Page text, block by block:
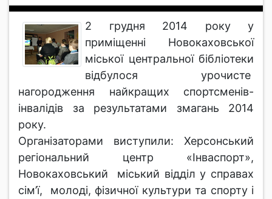
2 грудня 2014 року у
приміщенні Новокаховської
міської центральної бібліотеки
відбулося урочисте
нагородження найкращих спортсменів-
інвалідів за результатами змагань 2014
року.
Організаторами виступили: Херсонський
регіональний центр «Інваспорт»,
Новокаховський міський відділ у справах
сім’ї, молоді, фізичної культури та спорту і